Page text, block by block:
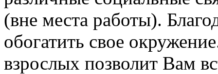
(вне места работы).
обогатить свое
взрослых позволит Вам